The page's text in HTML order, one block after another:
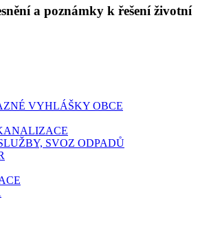
a poznámky k řešení životní
VYHLÁŠKY OBCE
SVOZ ODPADŮ